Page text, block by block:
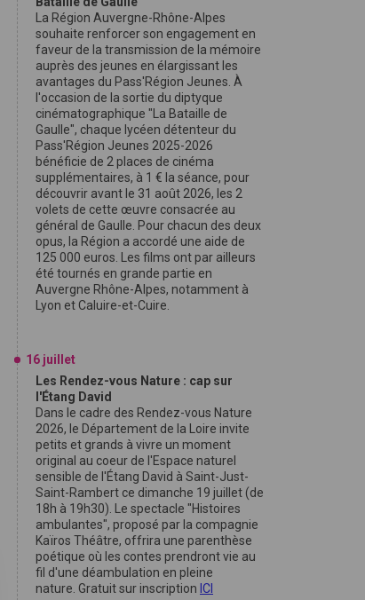
La Région Auvergne-Rhône-Alpes
souhaite renforcer son engagement en
faveur de la transmission de la mémoire
auprès des jeunes en élargissant les
avantages du Pass'Région Jeunes. À
l'occasion de la sortie du diptyque
cinématographique "La Bataille de
Gaulle", chaque lycéen détenteur du
Pass'Région Jeunes 2025-2026
bénéficie de 2 places de cinéma
supplémentaires, à 1 € la séance, pour
découvrir avant le 31 août 2026, les 2
volets de cette œuvre consacrée au
général de Gaulle. Pour chacun des deux
opus, la Région a accordé une aide de
125 000 euros. Les films ont par ailleurs
été tournés en grande partie en
Auvergne Rhône-Alpes, notamment à
Lyon et Caluire-et-Cuire.
16 juillet
Les Rendez-vous Nature : cap sur
l'Étang David
Dans le cadre des Rendez-vous Nature
2026, le Département de la Loire invite
petits et grands à vivre un moment
original au coeur de l'Espace naturel
sensible de l'Étang David à Saint-Just-
Saint-Rambert ce dimanche 19 juillet (de
18h à 19h30). Le spectacle "Histoires
ambulantes", proposé par la compagnie
Kaïros Théâtre, offrira une parenthèse
poétique où les contes prendront vie au
fil d'une déambulation en pleine
nature. Gratuit sur inscription ICI